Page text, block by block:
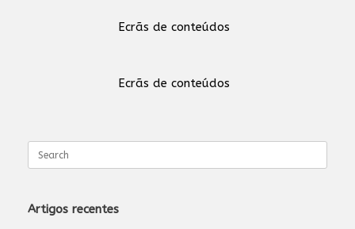
Ecrãs de conteúdos
Ecrãs de conteúdos
for:
Artigos recentes